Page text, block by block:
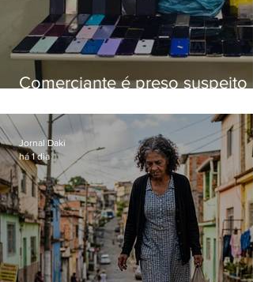
Comerciante é preso suspeito
loja
Jornal Daki
há 1 dia